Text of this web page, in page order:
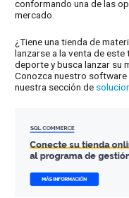
conformando una de las
mercado.
¿Tiene una tienda de
lanzarse a la venta de
deporte y busca lanzar su
Conozca nuestro software
nuestra sección de